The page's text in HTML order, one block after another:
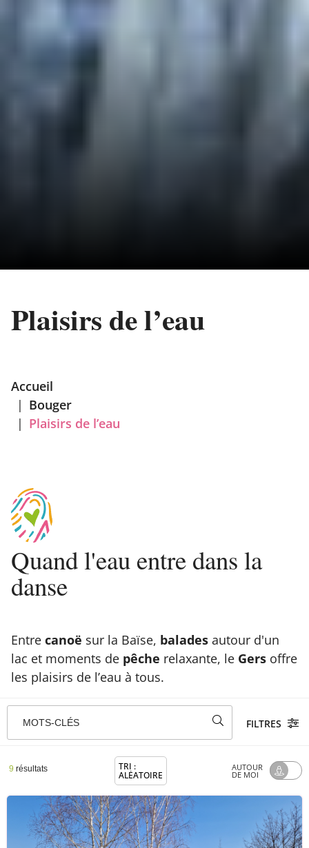
Accueil
| Bouger
| Plaisirs de l’eau
Plaisirs de l’eau
Quand l'eau entre dans la
danse
Entre canoë sur la Baïse, balades autour d'un
lac et moments de pêche relaxante, le Gers offre
les plaisirs de l’eau à tous.
MOTS-CLÉS FILTRES
9 résultats TRI :
ALÉATOIRE
AUTOUR
DE MOI